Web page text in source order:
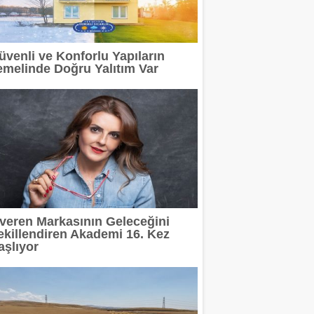
Özel Fiyat Avantajı
İstanbul'da Hizmet Veriyor
Markalara Yeni Bir Üretim Modeli Sunuyor
Plus Türkiye'de
ve Konforlu Yapıların
Doğru Yalıtım Var
Markasının Geleceğini
Akademi 16. Kez